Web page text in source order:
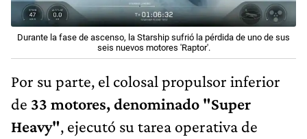
Durante la fase de ascenso, la Starship sufrió la pérdida de uno de sus
seis nuevos motores 'Raptor'.
Por su parte, el colosal propulsor inferior
de 33 motores, denominado "Super
Heavy", ejecutó su tarea operativa de